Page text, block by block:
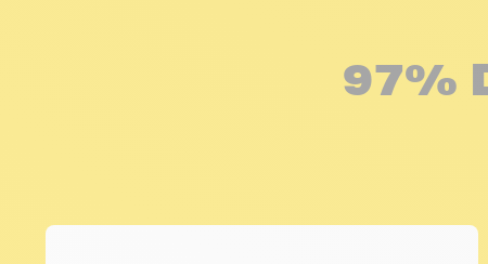
97%